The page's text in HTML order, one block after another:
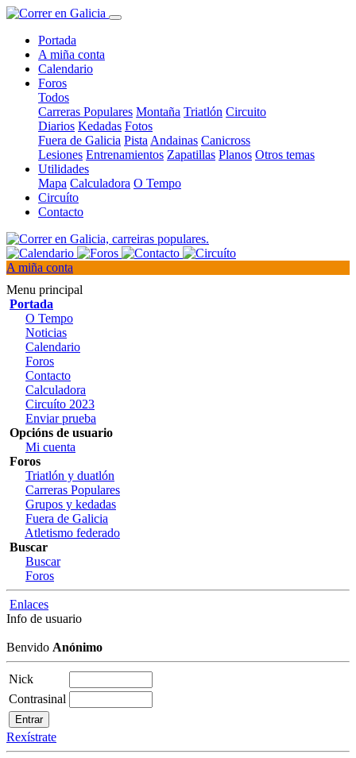
Portada
A miña conta
Calendario
Foros
Todos
Carreras Populares Montaña Triatlón Circuito
Diarios Kedadas Fotos
Fuera de Galicia Pista Andainas Canicross
Lesiones Entrenamientos Zapatillas Planos Otros temas
Utilidades
Mapa Calculadora O Tempo
Circuíto
Contacto
A miña conta
Menu principal
Portada
O Tempo
Noticias
Calendario
Foros
Contacto
Calculadora
Circuíto 2023
Enviar prueba
Opcións de usuario
Mi cuenta
Foros
Triatlón y duatlón
Carreras Populares
Grupos y kedadas
Fuera de Galicia
Atletismo federado
Buscar
Buscar
Foros
Enlaces
Info de usuario
Benvido Anónimo
Nick
Contrasinal
Rexístrate